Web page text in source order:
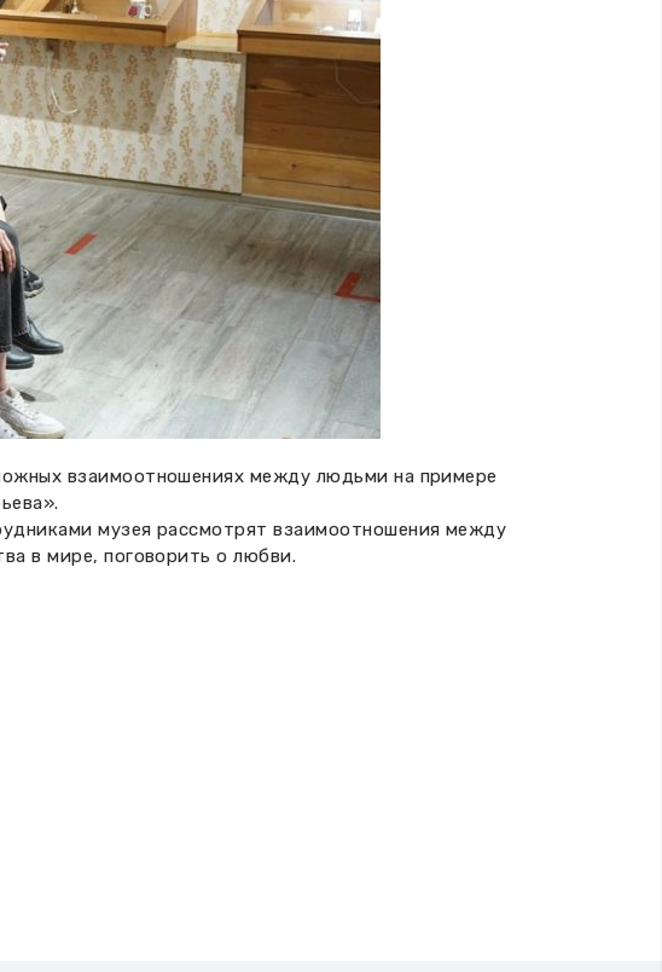
взаимоотношениях между людьми на примере
музея рассмотрят взаимоотношения между
в мире, поговорить о любви.